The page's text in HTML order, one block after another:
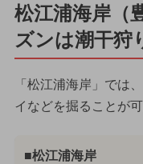
松江浦海岸（
ズンは潮干狩
「松江浦海岸」では
イなどを掘ることが
■松江浦海岸